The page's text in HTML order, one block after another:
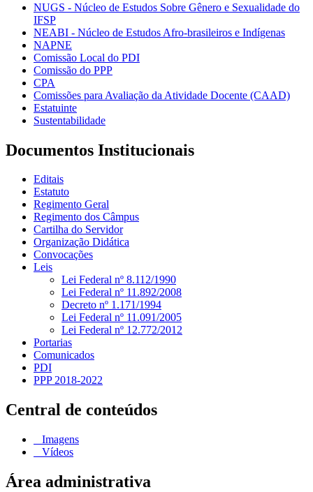
NUGS - Núcleo de Estudos Sobre Gênero e Sexualidade do
IFSP
NEABI - Núcleo de Estudos Afro-brasileiros e Indígenas
NAPNE
Comissão Local do PDI
Comissão do PPP
CPA
Comissões para Avaliação da Atividade Docente (CAAD)
Estatuinte
Sustentabilidade
Documentos Institucionais
Editais
Estatuto
Regimento Geral
Regimento dos Câmpus
Cartilha do Servidor
Organização Didática
Convocações
Leis
Lei Federal nº 8.112/1990
Lei Federal nº 11.892/2008
Decreto nº 1.171/1994
Lei Federal nº 11.091/2005
Lei Federal nº 12.772/2012
Portarias
Comunicados
PDI
PPP 2018-2022
Central de conteúdos
Imagens
Vídeos
Área administrativa